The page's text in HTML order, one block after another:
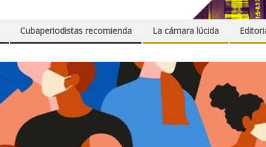
Cubaperiodistas recomienda La cámara lúcida